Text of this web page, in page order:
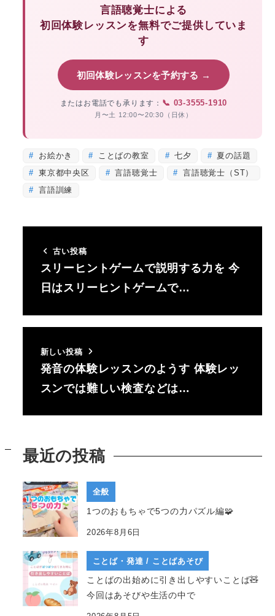
言語聴覚士による
初回体験レッスンを無料でご提供していま
す
初回体験レッスンを予約する →
またはお電話でも承ります： 📞 03-3555-1910
月〜土 12:00〜20:30（日休）
お絵かき ことばの教室 七夕
夏の話題
東京都中央区
言語聴覚士
言語聴覚士（ST）
言語訓練
古い投稿
スリーヒントゲームで説明する力を 今
日はスリーヒントゲームで…
新しい投稿
発音の体験レッスンのようす 体験レッ
スンでは難しい検査などは…
最近の投稿
全般
1つのおもちゃで5つの力パズル編🧩
2026年8月6日
ことば・発達 / ことばあそび
ことばの出始めに引き出しやすいことば🧸
今回はあそびや生活の中で